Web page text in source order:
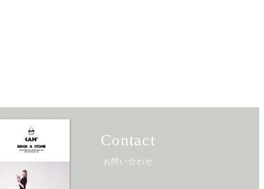
Contact
お問い合わせ